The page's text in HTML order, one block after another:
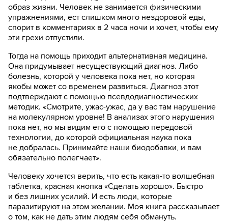
образ жизни. Человек не занимается физическими
упражнениями, ест слишком много нездоровой еды,
спорит в комментариях в 2 часа ночи и хочет, чтобы ему
эти грехи отпустили.
Тогда на помощь приходит альтернативная медицина.
Она придумывает несуществующий диагноз. Либо
болезнь, которой у человека пока нет, но которая
якобы может со временем развиться. Диагноз этот
подтверждают с помощью псевдодиагностических
методик. «Смотрите, ужас-ужас, да у вас там нарушение
на молекулярном уровне! В анализах этого нарушения
пока нет, но мы видим его с помощью передовой
технологии, до которой официальная наука пока
не добралась. Принимайте наши биодобавки, и вам
обязательно полегчает».
Человеку хочется верить, что есть какая-то волшебная
таблетка, красная кнопка «Сделать хорошо». Быстро
и без лишних усилий. И есть люди, которые
паразитируют на этом желании. Моя книга рассказывает
о том, как не дать этим людям себя обмануть.